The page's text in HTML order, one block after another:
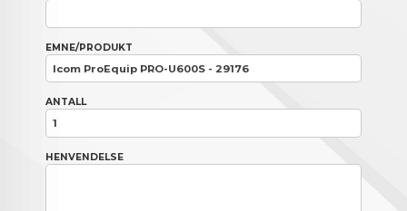
EMNE/PRODUKT
ANTALL
HENVENDELSE